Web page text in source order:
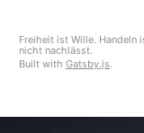
Freiheit ist Wille. Handeln
nicht nachlässt.
Built with Gatsby.js.